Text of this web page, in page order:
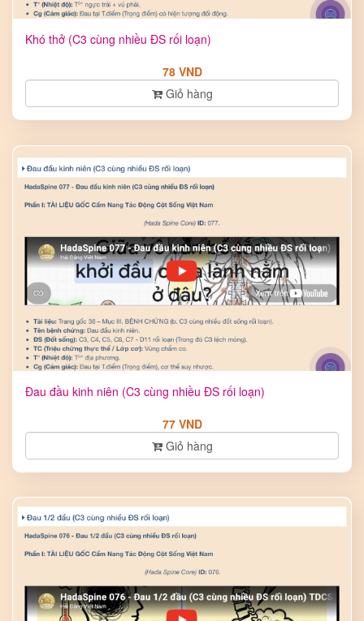
Khó thở (C3 cùng nhiều ĐS rối loạn)
78 VND
Giỏ hàng
Đau đầu kinh niên (C3 cùng nhiều ĐS rối loạn)
77 VND
Giỏ hàng